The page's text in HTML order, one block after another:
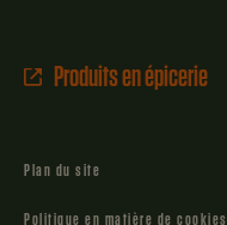
Produits en épicerie
Plan du site
Politique en matière de cookies